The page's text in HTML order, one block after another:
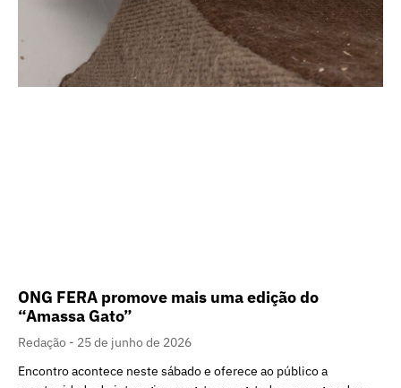
ONG FERA promove mais uma edição do
“Amassa Gato”
Redação
25 de junho de 2026
Encontro acontece neste sábado e oferece ao público a